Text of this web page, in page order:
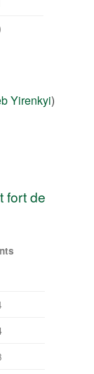
Yirenkyi)
fort de